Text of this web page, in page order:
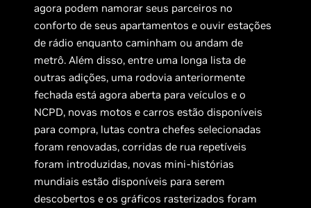
agora podem namorar seus parceiros no
conforto de seus apartamentos e ouvir estações
de rádio enquanto caminham ou andam de
metrô. Além disso, entre uma longa lista de
outras adições, uma rodovia anteriormente
fechada está agora aberta para veículos e o
NCPD, novas motos e carros estão disponíveis
para compra, lutas contra chefes selecionadas
foram renovadas, corridas de rua repetíveis
foram introduzidas, novas mini-histórias
mundiais estão disponíveis para serem
descobertos e os gráficos rasterizados foram